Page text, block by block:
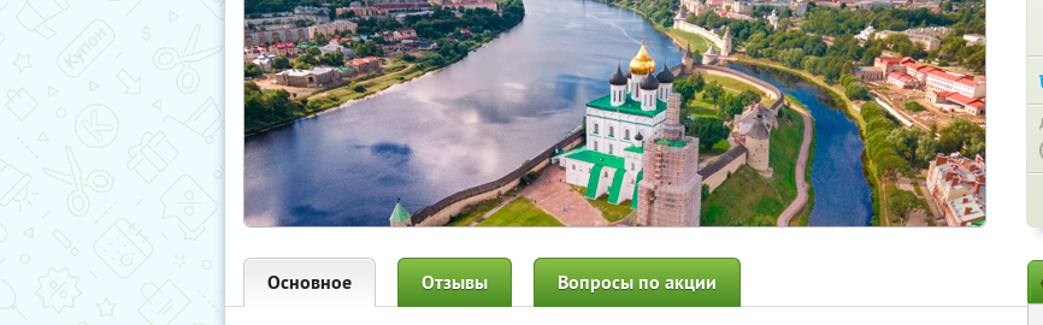
Основное Отзывы Вопросы по акции